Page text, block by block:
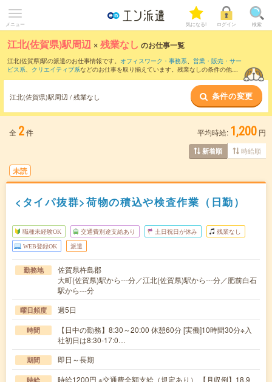
メニュー 気になる! ログイン 検索
江北(佐賀県)駅周辺 ×残業なし のお仕事一覧
江北(佐賀県)駅の派遣のお仕事情報です。 オフィスワーク・事務系、 営業・販売・サー
ビス系、 クリエイティブ系などのお仕事を取り揃えています。残業なしの条件の他
江北(佐賀県)駅周辺 / 残業なし 条件の変更
全 2件 平均時給: 1,200 円
新着順 時給順
未読
<タイパ抜群>荷物の積込や検査作業（日勤）
職種未経験OK 交通費別途支給あり 土日祝日が休み 残業なし
WEB登録OK 派遣
勤務地
佐賀県杵島郡
大町(佐賀県)駅から---分／江北(佐賀県)駅から---分／肥前白石
駅から---分
曜日頻度 週5日
時間
【日中の勤務】8:30～20:00 休憩60分 [実働]10時間30分※入
社初日は8:30-17:0…
期間 即日～長期
時給
時給1200円 ※交通費全額支給（規定あり） 【月収例】18.9